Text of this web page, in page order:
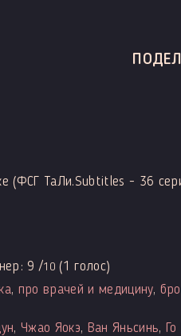
(ФСГ ТаЛи.Subtitles - 36
9 /10(1 голос)
, про врачей и медицину,
, Чжао Яокэ, Ван Яньсинь,